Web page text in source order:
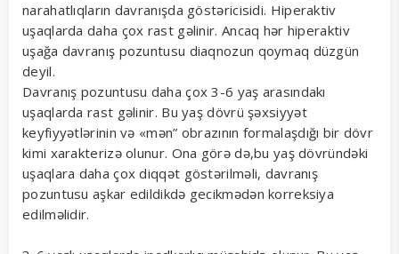
narahatlıqların davranışda göstəricisidi. Hiperaktiv
uşaqlarda daha çox rast gəlinir. Ancaq hər hiperaktiv
uşağa davranış pozuntusu diaqnozun qoymaq düzgün
deyil.
Davranış pozuntusu daha çox 3-6 yaş arasındakı
uşaqlarda rast gəlinir. Bu yaş dövrü şəxsiyyət
keyfiyyətlərinin və «mən” obrazının formalaşdığı bir dövr
kimi xarakterizə olunur. Ona görə də,bu yaş dövründəki
uşaqlara daha çox diqqət göstərilməli, davranış
pozuntusu aşkar edildikdə gecikmədən korreksiya
edilməlidir.